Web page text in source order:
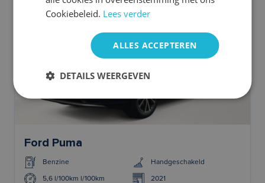
Ford Puma
Benzine Handgeschakeld
5,6 l/100km l/100km 2021
Cookiebeleid. Lees verder
ALLES ACCEPTEREN
DETAILS WEERGEVEN